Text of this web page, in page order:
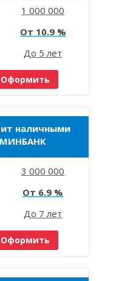
1 000 000
10.9
До 5 лет
Оформить
наличными
МИНБАНК
3 000 000
6.9
До 7 лет
Оформить